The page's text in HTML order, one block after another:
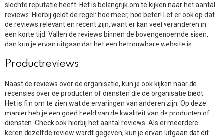
slechte reputatie heeft. Het is belangrijk om te kijken naar het aantal
reviews. Hierbij geldt de regel: hoe meer, hoe beter! Let er ook op dat
de reviews relevant en recent zijn, want er kan veel veranderen in
een korte tijd. Vallen de reviews binnen de bovengenoemde eisen,
dan kun je ervan uitgaan dat het een betrouwbare website is.
Productreviews
Naast de reviews over de organisatie, kun je ook kijken naar de
recensies over de producten of diensten die de organisatie biedt.
Het is fijn om te zien wat de ervaringen van anderen zijn. Op deze
manier heb je een goed beeld van de kwaliteit van de producten of
diensten. Check ook hierbij het aantal reviews. Als er meerdere
keren dezelfde review wordt gegeven, kun je ervan uitgaan dat dit